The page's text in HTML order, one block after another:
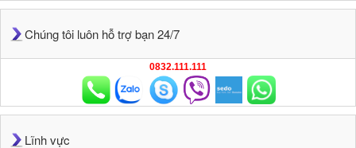
Chúng tôi luôn hỗ trợ bạn 24/7
0832.111.111
Lĩnh vực